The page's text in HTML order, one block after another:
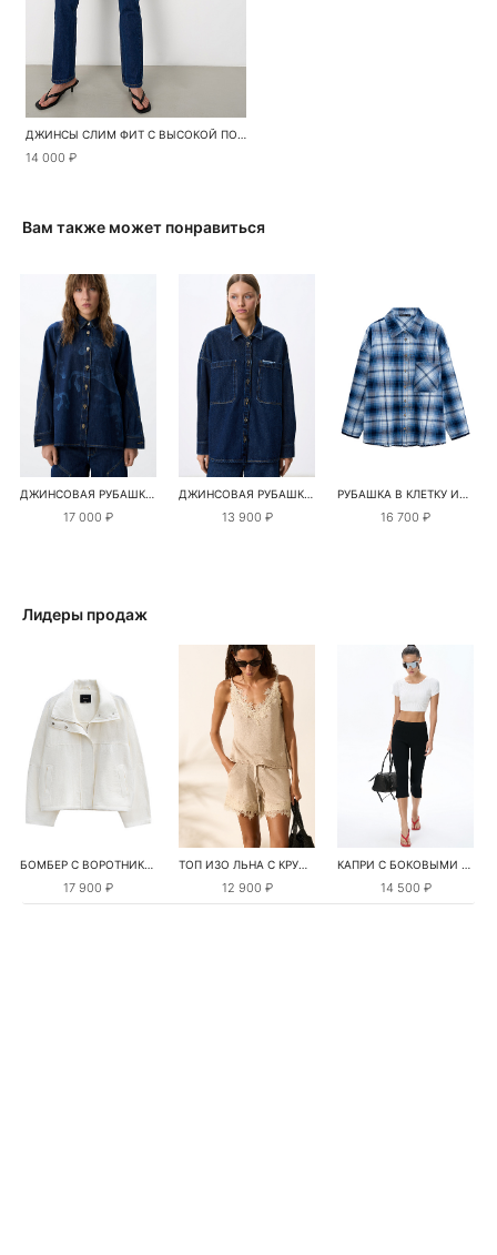
ДЖИНСЫ СЛИМ ФИТ С ВЫСОКОЙ ПОСАДКОЙ
14 000 ₽
Вам также может понравиться
ДЖИНСОВАЯ РУБАШКА С ПРИНТОМ ЛОШАДЕЙ
17 000 ₽
ДЖИНСОВАЯ РУБАШКА С БОЛЬШИМИ КАРМАНАМИ
13 900 ₽
РУБАШКА В КЛЕТКУ ИЗ 100% ХЛОПКА
16 700 ₽
Лидеры продаж
БОМБЕР С ВОРОТНИКОМ-СТОЙКОЙ
17 900 ₽
ТОП ИЗО ЛЬНА С КРУЖЕВОМ
12 900 ₽
КАПРИ С БОКОВЫМИ РАЗРЕЗАМИ
14 500 ₽